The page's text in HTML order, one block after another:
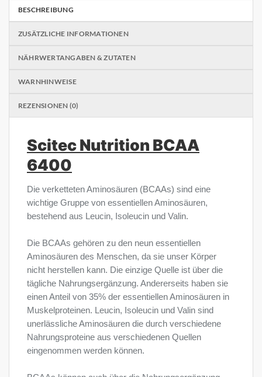
BESCHREIBUNG
ZUSÄTZLICHE INFORMATIONEN
NÄHRWERTANGABEN & ZUTATEN
WARNHINWEISE
REZENSIONEN (0)
Scitec Nutrition BCAA
6400
Die verketteten Aminosäuren (BCAAs) sind eine
wichtige Gruppe von essentiellen Aminosäuren,
bestehend aus Leucin, Isoleucin und Valin.
Die BCAAs gehören zu den neun essentiellen
Aminosäuren des Menschen, da sie unser Körper
nicht herstellen kann. Die einzige Quelle ist über die
tägliche Nahrungsergänzung. Andererseits haben sie
einen Anteil von 35% der essentiellen Aminosäuren in
Muskelproteinen. Leucin, Isoleucin und Valin sind
unerlässliche Aminosäuren die durch verschiedene
Nahrungsproteine aus verschiedenen Quellen
eingenommen werden können.